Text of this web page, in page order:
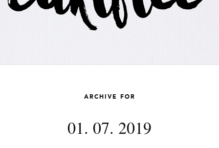
ARCHIVE FOR
01. 07. 2019